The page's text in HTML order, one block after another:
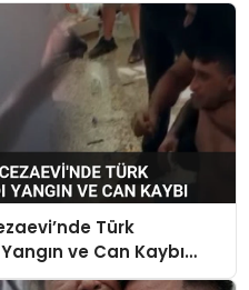
Türk
ve Can Kaybı